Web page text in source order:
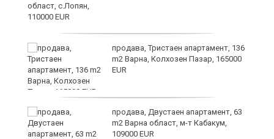
продава, Тристаен апартамент, 136
m2 Варна, Колхозен Пазар, 165000
EUR
продава, Двустаен апартамент, 63
m2 Варна област, м-т Кабакум,
109000 EUR